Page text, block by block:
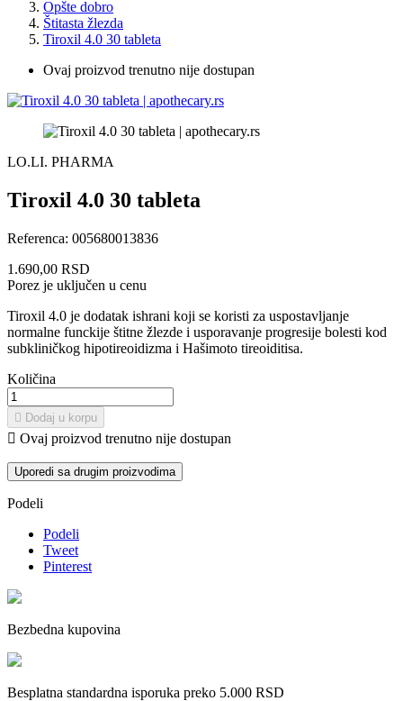
Opšte dobro
Štitasta žlezda
Tiroxil 4.0 30 tableta
Ovaj proizvod trenutno nije dostupan
LO.LI. PHARMA
Tiroxil 4.0 30 tableta
Referenca: 005680013836
1.690,00 RSD
Porez je uključen u cenu
Tiroxil 4.0 je dodatak ishrani koji se koristi za uspostavljanje
normalne funckije štitne žlezde i usporavanje progresije bolesti kod
subkliničkog hipotireoidizma i Hašimoto tireoiditisa.
Količina
 Dodaj u korpu
 Ovaj proizvod trenutno nije dostupan
Uporedi sa drugim proizvodima
Podeli
Podeli
Tweet
Pinterest
Bezbedna kupovina
Besplatna standardna isporuka preko 5.000 RSD